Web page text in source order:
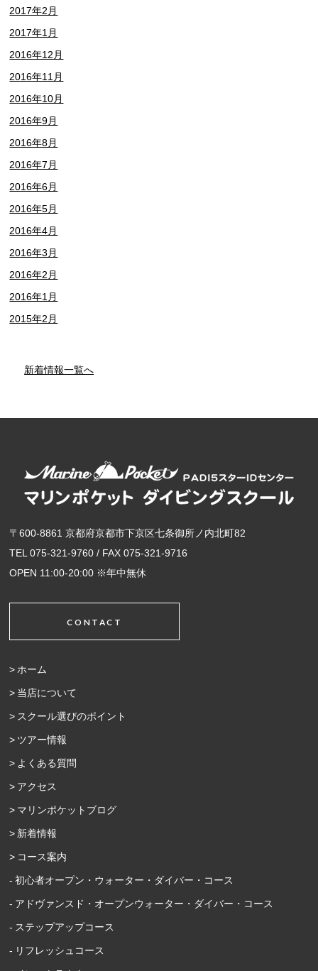
2017年2月
2017年1月
2016年12月
2016年11月
2016年10月
2016年9月
2016年8月
2016年7月
2016年6月
2016年5月
2016年4月
2016年3月
2016年2月
2016年1月
2015年2月
新着情報一覧へ
〒600-8861 京都府京都市下京区七条御所ノ内北町82
TEL 075-321-9760 / FAX 075-321-9716
OPEN 11:00-20:00 ※年中無休
CONTACT
ホーム
当店について
スクール選びのポイント
ツアー情報
よくある質問
アクセス
マリンポケットブログ
新着情報
コース案内
初心者オープン・ウォーター・ダイバー・コース
アドヴァンスド・オープンウォーター・ダイバー・コース
ステップアップコース
リフレッシュコース